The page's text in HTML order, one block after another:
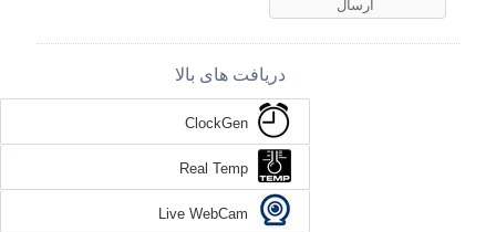
دریافت های بالا
ClockGen
Real Temp
Live WebCam